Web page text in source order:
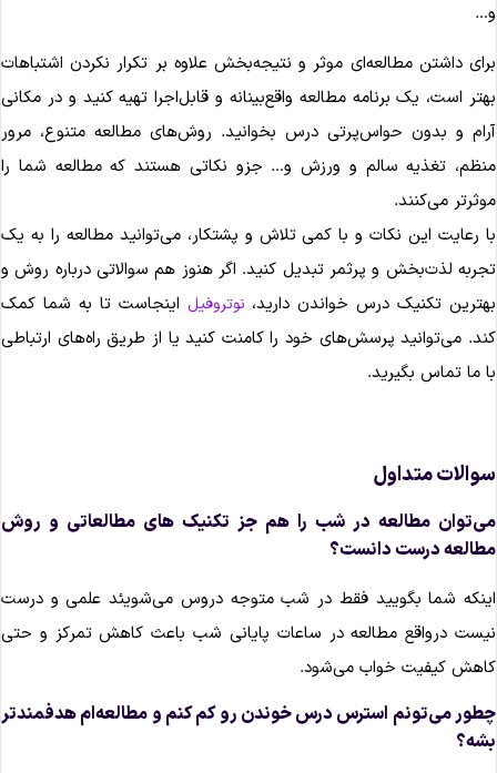
داشتن مطالعه‌ای موثر و نتیجه‌بخش علاوه بر تکرار نکردن اشتباهات
است، یک برنامه مطالعه واقع‌بینانه و قابل‌اجرا تهیه کنید و در مکانی
و بدون حواس‌پرتی درس بخوانید. روش‌های مطالعه متنوع، مرور
تغذیه سالم و ورزش و… جزو نکاتی هستند که مطالعه شما را
می‌کنند.
رعایت این نکات و با کمی تلاش و پشتکار، می‌توانید مطالعه را به یک
لذت‌بخش و پرثمر تبدیل کنید. اگر هنوز هم سوالاتی درباره روش و
تکنیک درس خواندن دارید، نوتروفیلاینجاست تا به شما کمک
می‌توانید پرسش‌های خود را کامنت کنید یا از طریق راه‌های ارتباطی
ما تماس بگیرید.
متداول
مطالعه در شب را هم جز تکنیک های مطالعاتی و روش
درست دانست؟
شما بگویید فقط در شب متوجه دروس می‌شویئد علمی و درست
درواقع مطالعه در ساعات پایانی شب باعث کاهش تمرکز و حتی
کیفیت خواب می‌شود.
می‌تونم استرس درس خوندن رو کم کنم و مطالعه‌ام هدفمندتر